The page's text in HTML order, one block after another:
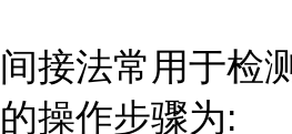
间接法常用于检
的操作步骤为: